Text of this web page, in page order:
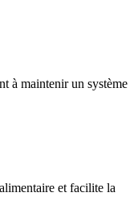
à maintenir un système
et facilite la